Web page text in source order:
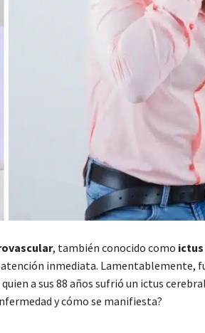
, también conocido como ictus
atención inmediata. Lamentablemente,
quien a sus 88 años sufrió un ictus
y cómo se manifiesta?